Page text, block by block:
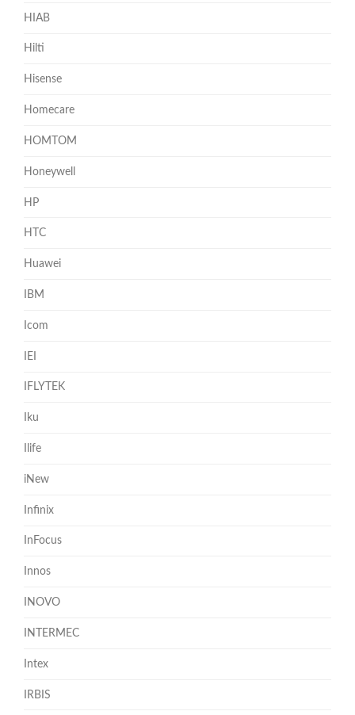
HIAB
Hilti
Hisense
Homecare
HOMTOM
Honeywell
HP
HTC
Huawei
IBM
Icom
IEI
IFLYTEK
Iku
Ilife
iNew
Infinix
InFocus
Innos
INOVO
INTERMEC
Intex
IRBIS